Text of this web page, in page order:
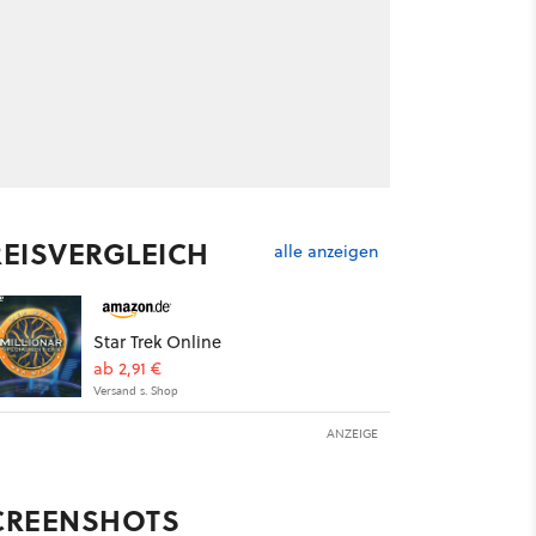
alle anzeigen
Star Trek Online
ab 2,91 €
Versand s. Shop
ANZEIGE